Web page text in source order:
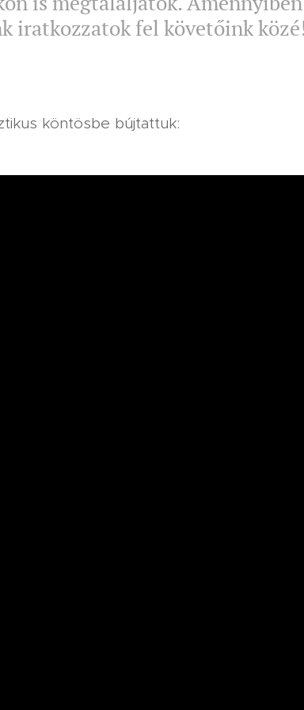
iratkozzatok fel követőink
köntösbe bújtattuk: